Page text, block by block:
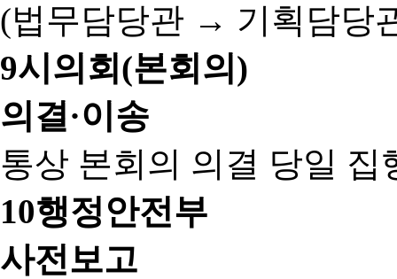
(법무담당관 → 기획담당
9시의회(본회의)
의결·이송
통상 본회의 의결 당일 집
10행정안전부
사전보고